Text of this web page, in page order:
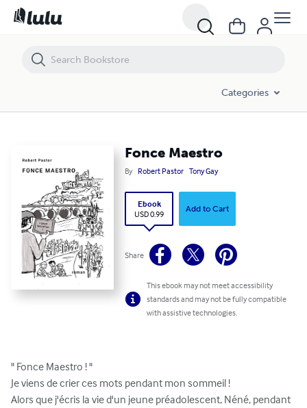
Categories
Fonce Maestro
By Robert Pastor Tony Gay
Ebook
USD 0.99
Add to Cart
Share
This ebook may not meet accessibility
standards and may not be fully compatible
with assistive technologies.
" Fonce Maestro ! "
Je viens de crier ces mots pendant mon sommeil !
Alors que j'écris la vie d'un jeune préadolescent, Néné, pendant
Fonce Maestro